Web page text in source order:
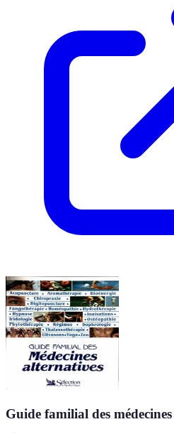
Guide familial des